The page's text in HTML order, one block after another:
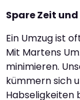
Spare Zeit
Ein Umzug ist
Mit Martens
minimieren.
kümmern sich
Habseligkeiten